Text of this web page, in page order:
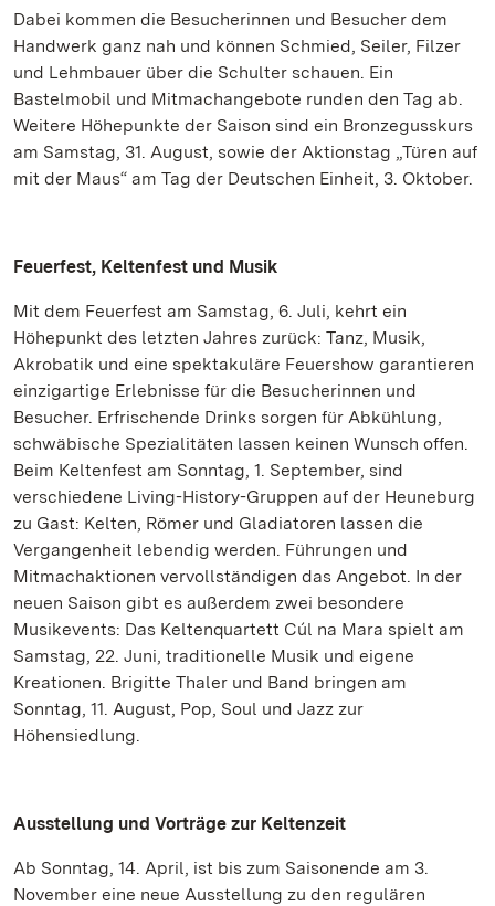
Dabei kommen die Besucherinnen und Besucher dem
Handwerk ganz nah und können Schmied, Seiler, Filzer
und Lehmbauer über die Schulter schauen. Ein
Bastelmobil und Mitmachangebote runden den Tag ab.
Weitere Höhepunkte der Saison sind ein Bronzegusskurs
am Samstag, 31. August, sowie der Aktionstag „Türen auf
mit der Maus“ am Tag der Deutschen Einheit, 3. Oktober.
Feuerfest, Keltenfest und Musik
Mit dem Feuerfest am Samstag, 6. Juli, kehrt ein
Höhepunkt des letzten Jahres zurück: Tanz, Musik,
Akrobatik und eine spektakuläre Feuershow garantieren
einzigartige Erlebnisse für die Besucherinnen und
Besucher. Erfrischende Drinks sorgen für Abkühlung,
schwäbische Spezialitäten lassen keinen Wunsch offen.
Beim Keltenfest am Sonntag, 1. September, sind
verschiedene Living-History-Gruppen auf der Heuneburg
zu Gast: Kelten, Römer und Gladiatoren lassen die
Vergangenheit lebendig werden. Führungen und
Mitmachaktionen vervollständigen das Angebot. In der
neuen Saison gibt es außerdem zwei besondere
Musikevents: Das Keltenquartett Cúl na Mara spielt am
Samstag, 22. Juni, traditionelle Musik und eigene
Kreationen. Brigitte Thaler und Band bringen am
Sonntag, 11. August, Pop, Soul und Jazz zur
Höhensiedlung.
Ausstellung und Vorträge zur Keltenzeit
Ab Sonntag, 14. April, ist bis zum Saisonende am 3.
November eine neue Ausstellung zu den regulären